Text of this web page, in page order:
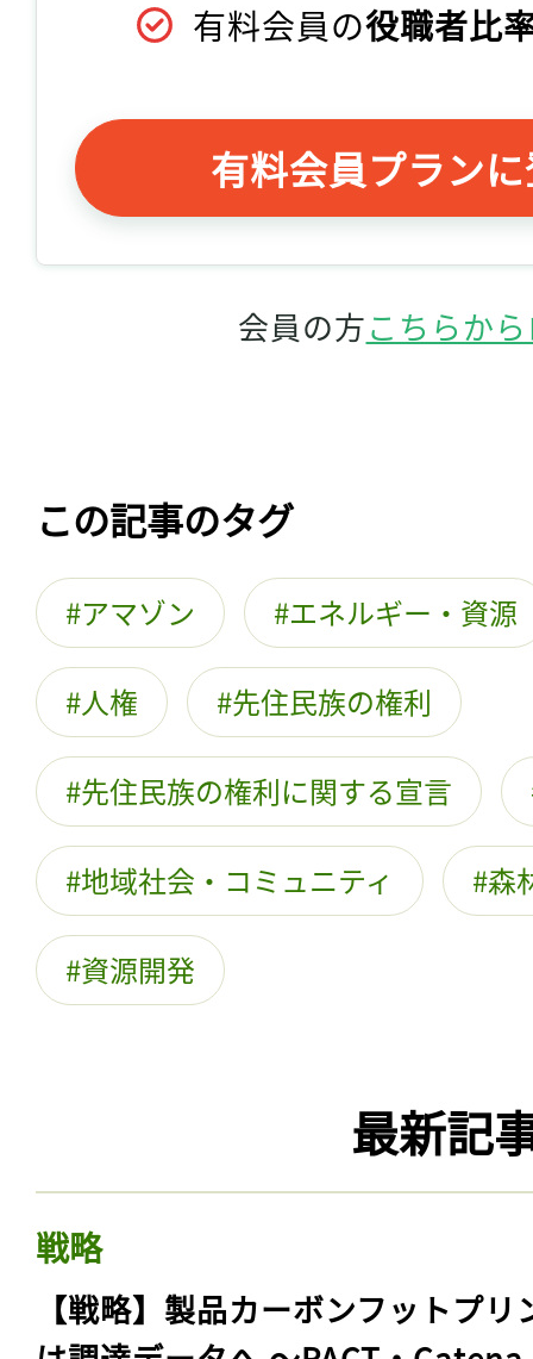
有料会員の役職者比
有料会員プラン
会員の方こちらか
この記事のタグ
アマゾン エネルギー・資源
人権 先住民族の権利
先住民族の権利に関する宣言
地域社会・コミュニティ 森
資源開発
最新記
戦略
【戦略】製品カーボンフットプリ